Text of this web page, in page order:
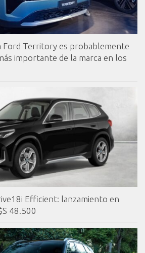
Ford Territory es probablemente
importante de la marca en los
Efficient: lanzamiento en
48.500